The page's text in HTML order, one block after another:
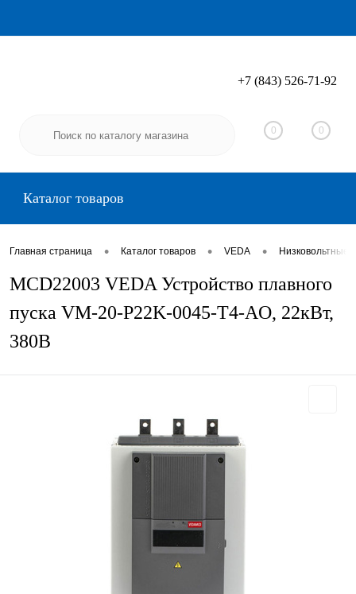
Вход Регистрация
+7 (843) 526-71-92
0 0
Каталог товаров
Главная страница • Каталог товаров • VEDA •
MCD22003 VEDA Устройство плавного
пуска VM-20-P22K-0045-T4-AO, 22кВт,
380В